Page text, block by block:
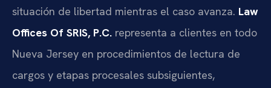
situación de libertad mientras el caso avanza. Law
Offices Of SRIS, P.C. representa a clientes en todo
Nueva Jersey en procedimientos de lectura de
cargos y etapas procesales subsiguientes,